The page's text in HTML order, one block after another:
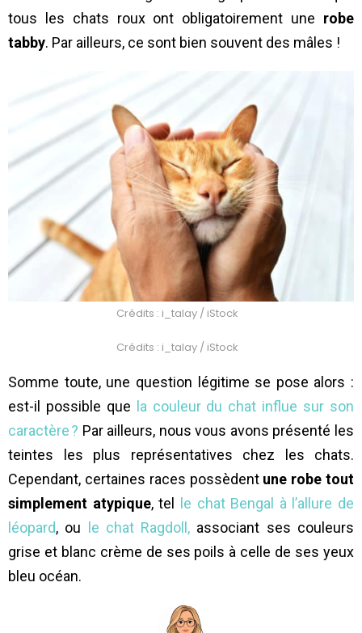
tous les chats roux ont obligatoirement une robe
tabby. Par ailleurs, ce sont bien souvent des mâles !
Crédits : i_talay / iStock
Crédits : i_talay / iStock
Somme toute, une question légitime se pose alors :
est-il possible que
la couleur du chat influe sur son
caractère ? Par ailleurs, nous vous avons présenté les
teintes les plus représentatives chez les chats.
Cependant, certaines races possèdent une robe tout
simplement atypique, tel
le chat Bengal à l’allure de
léopard, ou le chat Ragdoll, associant ses couleurs
grise et blanc crème de ses poils à celle de ses yeux
bleu océan.